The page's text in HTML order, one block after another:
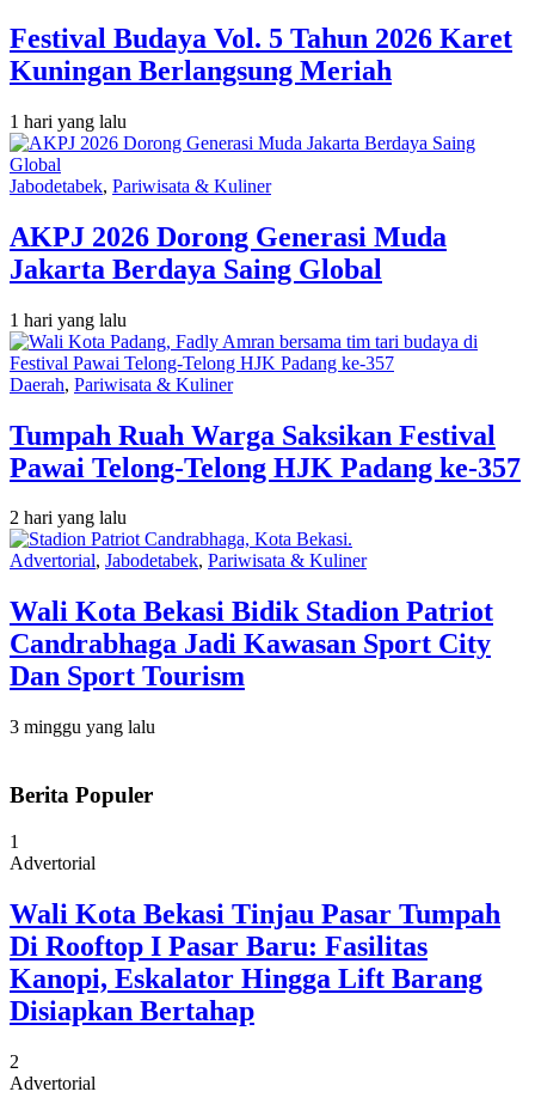
Festival Budaya Vol. 5 Tahun 2026 Karet
Kuningan Berlangsung Meriah
1 hari yang lalu
Jabodetabek, Pariwisata & Kuliner
AKPJ 2026 Dorong Generasi Muda
Jakarta Berdaya Saing Global
1 hari yang lalu
Daerah, Pariwisata & Kuliner
Tumpah Ruah Warga Saksikan Festival
Pawai Telong-Telong HJK Padang ke-357
2 hari yang lalu
Advertorial, Jabodetabek, Pariwisata & Kuliner
Wali Kota Bekasi Bidik Stadion Patriot
Candrabhaga Jadi Kawasan Sport City
Dan Sport Tourism
3 minggu yang lalu
Berita Populer
1
Advertorial
Wali Kota Bekasi Tinjau Pasar Tumpah
Di Rooftop I Pasar Baru: Fasilitas
Kanopi, Eskalator Hingga Lift Barang
Disiapkan Bertahap
2
Advertorial